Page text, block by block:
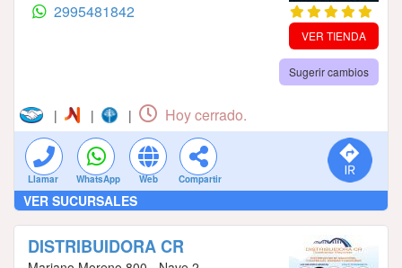
2995481842
VER TIENDA
Sugerir cambios
| | | Hoy cerrado.
Llamar WhatsApp Web Compartir
VER SUCURSALES
DISTRIBUIDORA CR